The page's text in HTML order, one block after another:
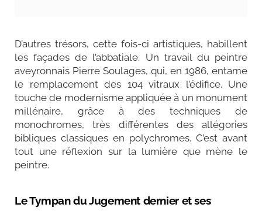
D’autres trésors, cette fois-ci artistiques, habillent
les façades de l’abbatiale. Un travail du peintre
aveyronnais Pierre Soulages, qui, en 1986, entame
le remplacement des 104 vitraux l’édifice. Une
touche de modernisme appliquée à un monument
millénaire, grâce à des techniques de
monochromes, très différentes des allégories
bibliques classiques en polychromes. C’est avant
tout une réflexion sur la lumière que mène le
peintre.
Le Tympan du Jugement dernier et ses